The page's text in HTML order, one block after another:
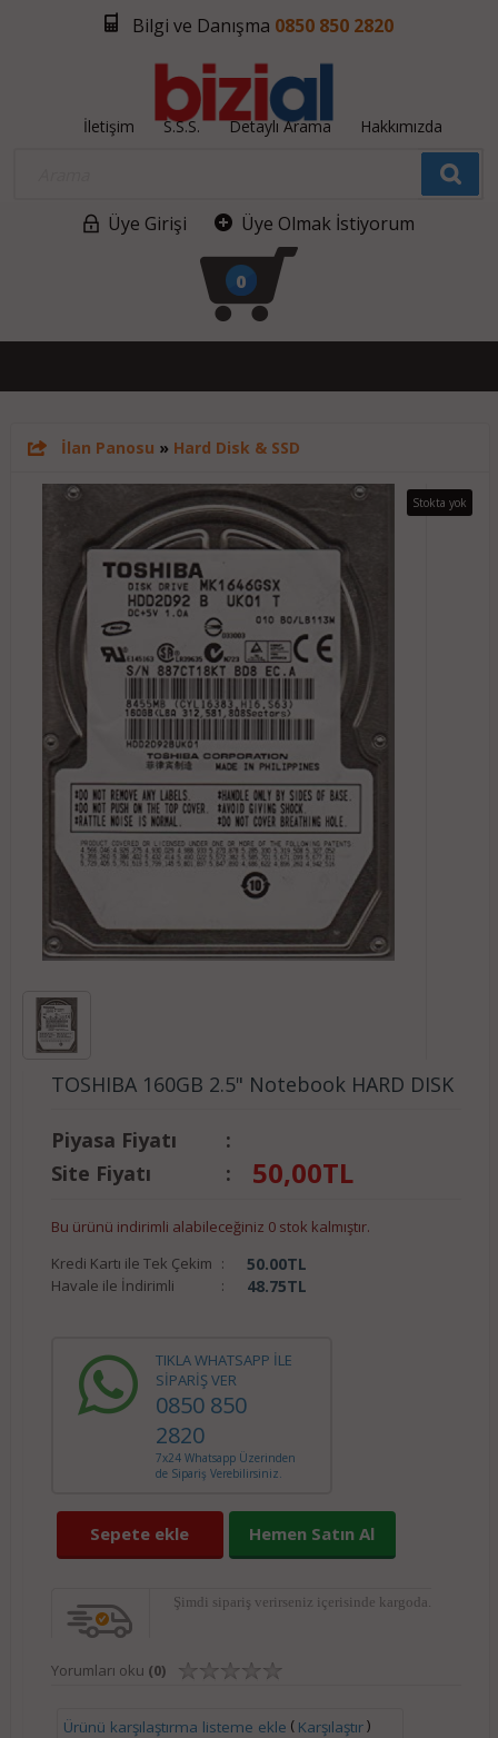
Bilgi ve Danışma 0850 850 2820
İletişim S.S.S. Detaylı Arama Hakkımızda
Üye Girişi Üye Olmak İstiyorum
0
İlan Panosu » Hard Disk & SSD
Stokta yok
TOSHIBA 160GB 2.5" Notebook HARD DISK
Piyasa Fiyatı
:
Site Fiyatı
: 50,00TL
Bu ürünü indirimli alabileceğiniz 0 stok kalmıştır.
Kredi Kartı ile Tek Çekim : 50.00TL
Havale ile İndirimli : 48.75TL
TIKLA WHATSAPP İLE
SİPARİŞ VER
0850 850
2820
7x24 Whatsapp Üzerinden
de Sipariş Verebilirsiniz.
Sepete ekle Hemen Satın Al
Şimdi sipariş verirseniz içerisinde kargoda.
Yorumları oku (0)
Ürünü karşılaştırma listeme ekle ( Karşılaştır)